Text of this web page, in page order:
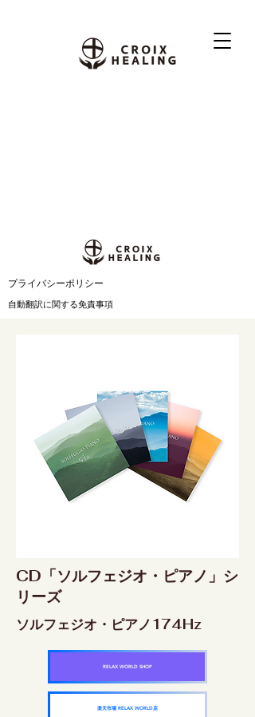
​プライバシーポリシー
自動翻訳に関する免責事項
CD「ソルフェジオ・ピアノ」シ
リーズ
ソルフェジオ・ピアノ174Hz
RELAX WORLD SHOP
楽天市場 RELAX WORLD店